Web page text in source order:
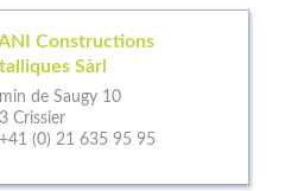
Constructions
Sàrl
de Saugy 10
Crissier
+41 (0) 21 635 95 95